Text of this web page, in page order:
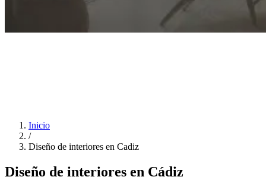
Inicio
/
Diseño de interiores en Cadiz
Diseño de interiores en Cádiz